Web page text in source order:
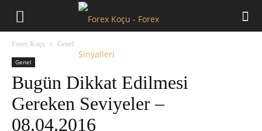
Forex Koçu Genel
Genel
Bugün Dikkat Edilmesi
Gereken Seviyeler –
08.04.2016